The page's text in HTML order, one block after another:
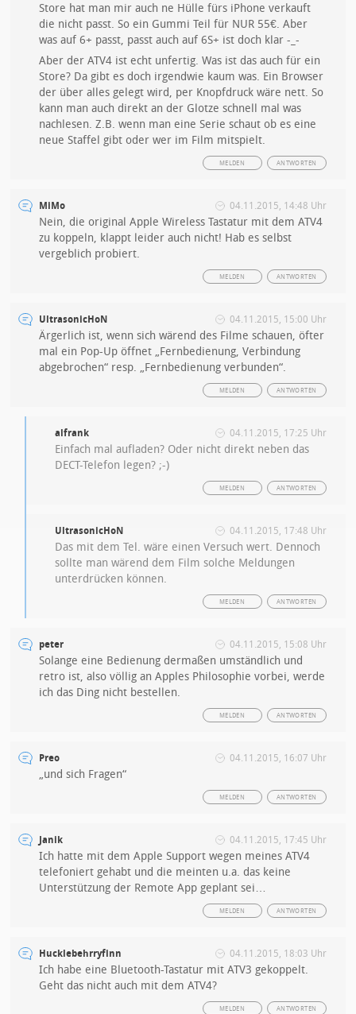
Store hat man mir auch ne Hülle fürs iPhone verkauft
die nicht passt. So ein Gummi Teil für NUR 55€. Aber
was auf 6+ passt, passt auch auf 6S+ ist doch klar -_-
Aber der ATV4 ist echt unfertig. Was ist das auch für ein
Store? Da gibt es doch irgendwie kaum was. Ein Browser
der über alles gelegt wird, per Knopfdruck wäre nett. So
kann man auch direkt an der Glotze schnell mal was
nachlesen. Z.B. wenn man eine Serie schaut ob es eine
neue Staffel gibt oder wer im Film mitspielt.
ANTWORTEN
MELDEN
MiMo 04.11.2015, 14:48 Uhr
Nein, die original Apple Wireless Tastatur mit dem ATV4
zu koppeln, klappt leider auch nicht! Hab es selbst
vergeblich probiert.
ANTWORTEN
MELDEN
UltrasonicHoN 04.11.2015, 15:00 Uhr
Ärgerlich ist, wenn sich wärend des Filme schauen, öfter
mal ein Pop-Up öffnet „Fernbedienung, Verbindung
abgebrochen“ resp. „Fernbedienung verbunden“.
ANTWORTEN
MELDEN
alfrank 04.11.2015, 17:25 Uhr
Einfach mal aufladen? Oder nicht direkt neben das
DECT-Telefon legen? ;-)
ANTWORTEN
MELDEN
UltrasonicHoN 04.11.2015, 17:48 Uhr
Das mit dem Tel. wäre einen Versuch wert. Dennoch
sollte man wärend dem Film solche Meldungen
unterdrücken können.
ANTWORTEN
MELDEN
peter 04.11.2015, 15:08 Uhr
Solange eine Bedienung dermaßen umständlich und
retro ist, also völlig an Apples Philosophie vorbei, werde
ich das Ding nicht bestellen.
ANTWORTEN
MELDEN
Preo 04.11.2015, 16:07 Uhr
„und sich Fragen“
ANTWORTEN
MELDEN
Janik 04.11.2015, 17:45 Uhr
Ich hatte mit dem Apple Support wegen meines ATV4
telefoniert gehabt und die meinten u.a. das keine
Unterstützung der Remote App geplant sei…
ANTWORTEN
MELDEN
Hucklebehrryfinn 04.11.2015, 18:03 Uhr
Ich habe eine Bluetooth-Tastatur mit ATV3 gekoppelt.
Geht das nicht auch mit dem ATV4?
ANTWORTEN
MELDEN